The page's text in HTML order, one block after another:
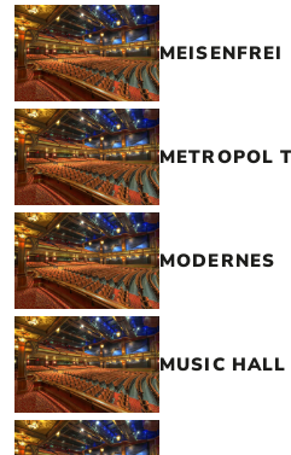
MEISENFREI
METROPOL
MODERNES
MUSIC HALL